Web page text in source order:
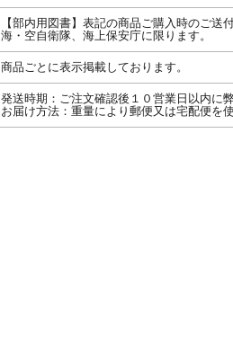
【部内用図書】表記の商品ご購入時のご送
海・空自衛隊、海上保安庁に限ります。
商品ごとに表示掲載しております。
発送時期：ご注文確認後１０営業日以内に
お届け方法：重量により郵便又は宅配便を